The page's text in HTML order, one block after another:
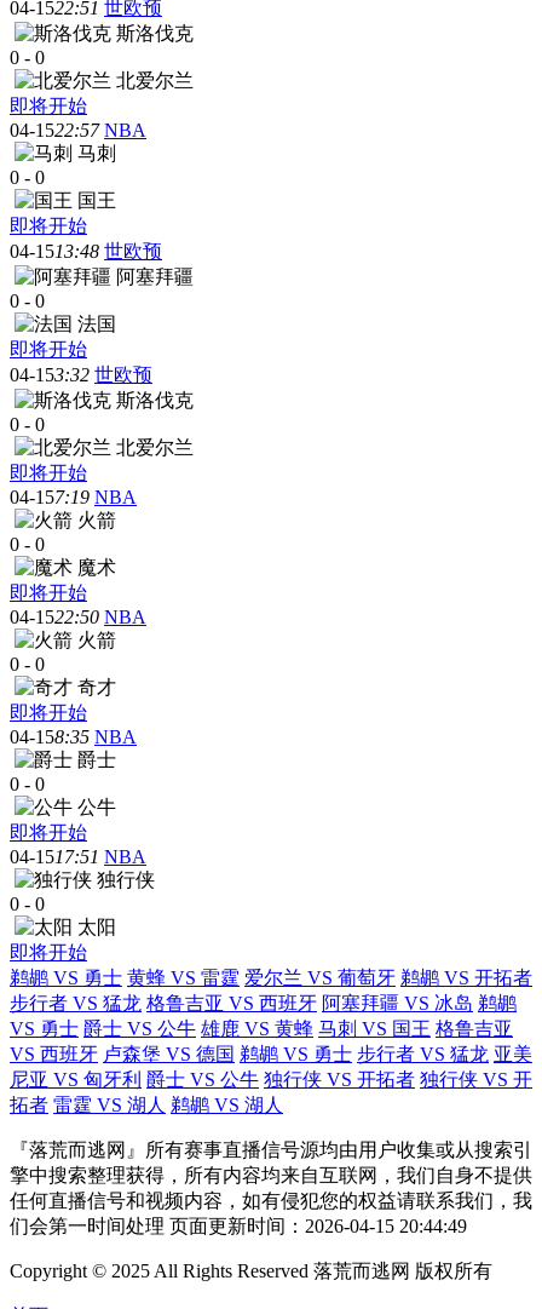
04-1522:51 世欧预
斯洛伐克
0 - 0
北爱尔兰
即将开始
04-1522:57 NBA
马刺
0 - 0
国王
即将开始
04-1513:48 世欧预
阿塞拜疆
0 - 0
法国
即将开始
04-153:32 世欧预
斯洛伐克
0 - 0
北爱尔兰
即将开始
04-157:19 NBA
火箭
0 - 0
魔术
即将开始
04-1522:50 NBA
火箭
0 - 0
奇才
即将开始
04-158:35 NBA
爵士
0 - 0
公牛
即将开始
04-1517:51 NBA
独行侠
0 - 0
太阳
即将开始
鹈鹕 VS 勇士 黄蜂 VS 雷霆 爱尔兰 VS 葡萄牙 鹈鹕 VS 开拓者
步行者 VS 猛龙 格鲁吉亚 VS 西班牙 阿塞拜疆 VS 冰岛 鹈鹕
VS 勇士 爵士 VS 公牛 雄鹿 VS 黄蜂 马刺 VS 国王 格鲁吉亚
VS 西班牙 卢森堡 VS 德国 鹈鹕 VS 勇士 步行者 VS 猛龙 亚美
尼亚 VS 匈牙利 爵士 VS 公牛 独行侠 VS 开拓者 独行侠 VS 开
拓者 雷霆 VS 湖人 鹈鹕 VS 湖人
『落荒而逃网』所有赛事直播信号源均由用户收集或从搜索引
擎中搜索整理获得，所有内容均来自互联网，我们自身不提供
任何直播信号和视频内容，如有侵犯您的权益请联系我们，我
们会第一时间处理 页面更新时间：2026-04-15 20:44:49
Copyright © 2025 All Rights Reserved 落荒而逃网 版权所有